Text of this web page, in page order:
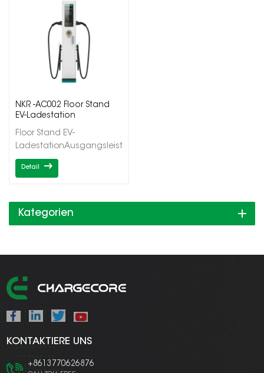
NKR -AC002 Floor Stand
EV-Ladestation
Floor Stand EV-
LadestationAusgangsleistung
2*7/22/43kWEinzel-/DoppelausgängeTyp1/Typ2OCPP1.6J/
Detail
Kategorien
KONTAKTIERE UNS
+8613770626876